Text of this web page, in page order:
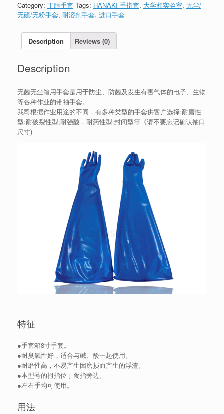
Category: 丁腈手套 Tags: HANAKI 手指套, 大学和实验室, 无尘/
无硫/无粉手套, 耐溶剂手套, 进口手套
Description Reviews (0)
Description
无菌无尘箱用手套是用于防尘、防菌及发生有害气体的电子、生物
等各种作业的带袖手套。
我司根据作业用途的不同，有多种类型的手套供客户选择:耐磨性
型:耐破裂性型;耐强酸，耐药性型:封闭型等《请不要忘记确认袖口
尺寸)
特征
●手套箱8寸手套。
●耐臭氧性好，适合与碱、酸一起使用。
●耐磨性高，不易产生因磨损而产生的浮渣。
●本型号的拇指位于食指旁边。
●左右手均可使用。
用法